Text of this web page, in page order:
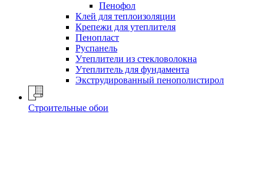
Пенофол
Клей для теплоизоляции
Крепежи для утеплителя
Пенопласт
Руспанель
Утеплители из стекловолокна
Утеплитель для фундамента
Экструдированный пенополистирол
Строительные обои